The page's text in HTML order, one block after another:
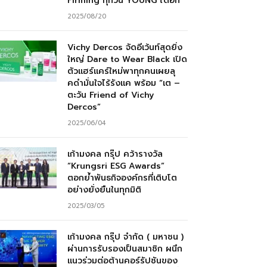
2025/08/20
Vichy Dercos จัดอีเว้นท์สุดยิ่ง
ใหญ่ Dare to Wear Black เปิด
ตัวแฮร์แคร์ใหม่พาทุกคนเผยลุ
คดำมั่นใจไร้รังแค พร้อม “เต –
ตะวัน Friend of Vichy
Dercos”
2025/06/04
เก้ามงคล กรุ๊ป คว้ารางวัล
“Krungsri ESG Awards”
ตอกย้ำพันธกิจองค์กรที่เติบโต
อย่างยั่งยืนในทุกมิติ
2025/03/05
เก้ามงคล กรุ๊ป จำกัด ( มหาชน )
ผ่านการรับรองเป็นสมาชิก ผนึก
แนวร่วมต่อต้านคอร์รัปชันของ